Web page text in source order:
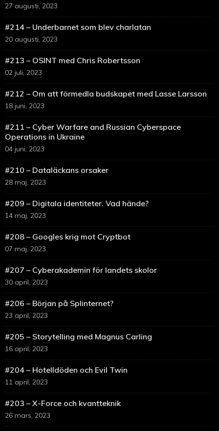
27 augusti, 2023
#214 – Underbarnet som blev charlatan
20 augusti, 2023
#213 – OSINT med Chris Robertsson
02 juli, 2023
#212 – Om att förmedla budskapet med Lasse Larsson
18 juni, 2023
#211 – Cyber Warfare and Russian Cyberspace
Operations in Ukraine
04 juni, 2023
#210 – Dataläckans orsaker
28 maj, 2023
#209 – Digitala identiteter. Vad hände?
14 maj, 2023
#208 – Googles krig mot Cryptbot
07 maj, 2023
#207 – Cyberakademin för landets skolor
30 april, 2023
#206 – Början på Splinternet?
23 april, 2023
#205 – Storytelling med Magnus Carling
16 april, 2023
#204 – Hotelldöden och Evil Twin
11 april, 2023
#203 – X-Force och kvantteknik
26 mars, 2023